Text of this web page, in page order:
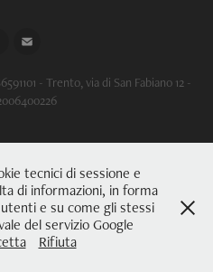
- Trento, via di San Fabiano 12 -
tecnici di sessione e
di informazioni, in forma
e su come gli stessi
del servizio Google
Rifiuta